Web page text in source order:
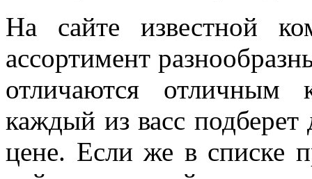
На сайте известной
ассортимент
отличаются отличным
каждый из васс
цене. Если же в списке